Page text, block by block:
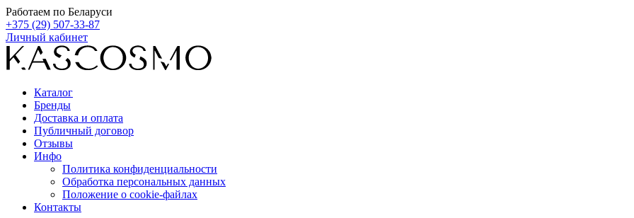
Работаем по Беларуси
+375 (29) 507-33-87
Личный кабинет
Каталог
Бренды
Доставка и оплата
Публичный договор
Отзывы
Инфо
Политика конфиденциальности
Обработка персональных данных
Положение о cookie-файлах
Контакты